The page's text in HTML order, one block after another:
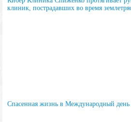
клиник, пострадавших во время
Спасенная жизнь в Международный день